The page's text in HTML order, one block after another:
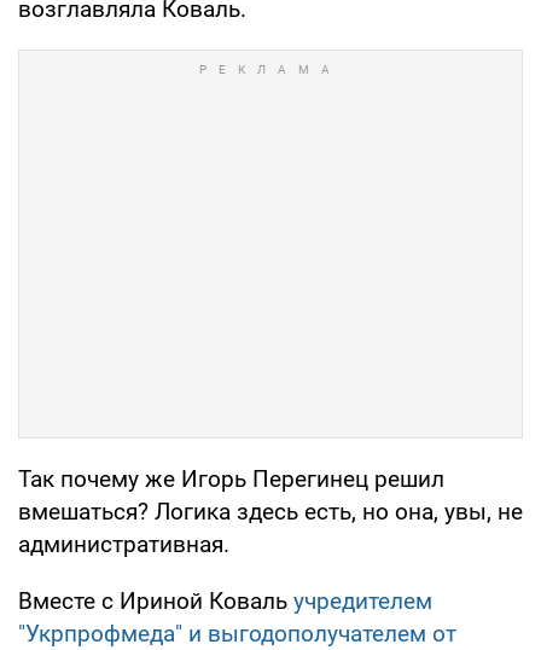
возглавляла Коваль.
Так почему же Игорь Перегинец решил
вмешаться? Логика здесь есть, но она, увы, не
административная.
Вместе с Ириной Коваль учредителем
"Укрпрофмеда" и выгодополучателем от